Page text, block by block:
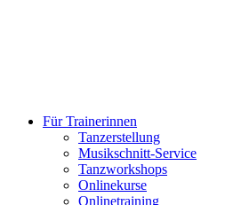
Für Trainerinnen
Tanzerstellung
Musikschnitt-Service
Tanzworkshops
Onlinekurse
Onlinetraining